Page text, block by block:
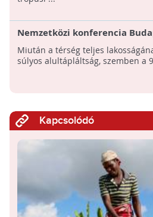
Nemzetközi konferencia
élelmiszerproblémák
Miután a térség teljes
súlyos alultápláltság, szemben a
Kapcsolódó